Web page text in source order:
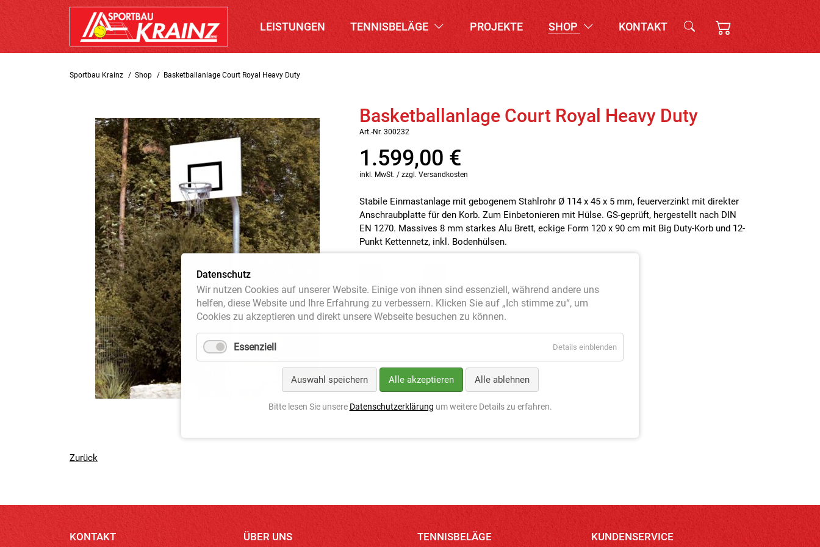
LEISTUNGEN TENNISBELÄGE PROJEKTE SHOP KONTAKT
Sportbau Krainz Shop Basketballanlage Court Royal Heavy Duty
Basketballanlage Court Royal Heavy Duty
Art.-Nr. 300232
1.599,00 €
inkl. MwSt. / zzgl. Versandkosten
Stabile Einmastanlage mit gebogenem Stahlrohr Ø 114 x 45 x 5 mm, feuerverzinkt mit direkter
Anschraubplatte für den Korb. Zum Einbetonieren mit Hülse. GS-geprüft, hergestellt nach DIN
EN 1270. Massives 8 mm starkes Alu Brett, eckige Form 120 x 90 cm mit Big Duty-Korb und 12-
Punkt Kettennetz, inkl. Bodenhülsen.
Zurück
KONTAKT ÜBER UNS TENNISBELÄGE KUNDENSERVICE
Datenschutz
Wir nutzen Cookies auf unserer Website. Einige von ihnen sind essenziell, während andere uns
helfen, diese Website und Ihre Erfahrung zu verbessern. Klicken Sie auf „Ich stimme zu“, um
Cookies zu akzeptieren und direkt unsere Webseite besuchen zu können.
Essenziell Details einblenden
Auswahl speichern Alle akzeptieren Alle ablehnen
Bitte lesen Sie unsere Datenschutzerklärung um weitere Details zu erfahren.